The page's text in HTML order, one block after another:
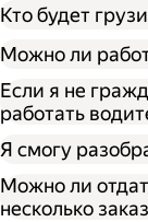
Кто будет
Можно ли
Если я не
работать
Я смогу
Можно ли
несколько